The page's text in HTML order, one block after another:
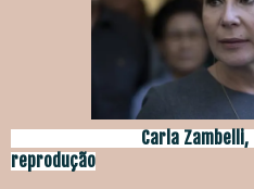
Carla Zambelli, que
reprodução